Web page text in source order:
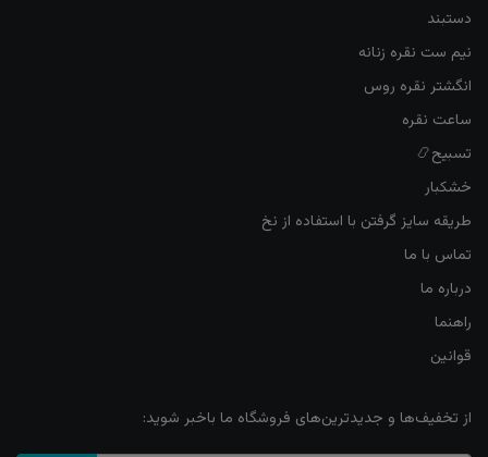
دستبند
نیم ست نقره زنانه
انگشتر نقره روس
ساعت نقره
تسبیح📿
خشکبار
طریقه سایز گرفتن با استفاده از نخ
تماس با ما
درباره ما
راهنما
قوانین
از تخفیف‌ها و جدیدترین‌های فروشگاه ما باخبر شوید: